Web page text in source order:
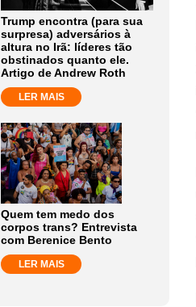
Trump encontra (para sua
surpresa) adversários à
altura no Irã: líderes tão
obstinados quanto ele.
Artigo de Andrew Roth
LER MAIS
Quem tem medo dos
corpos trans? Entrevista
com Berenice Bento
LER MAIS